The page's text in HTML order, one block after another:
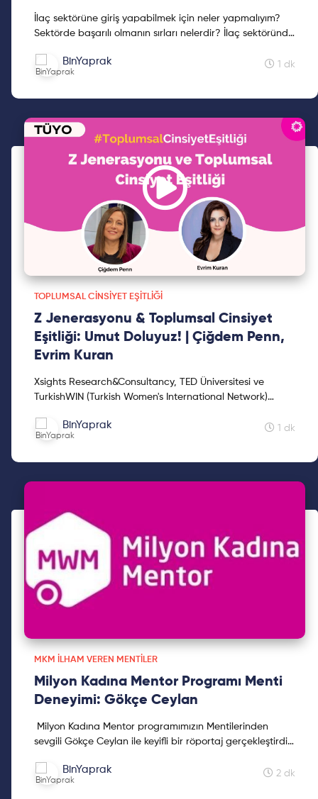
İlaç sektörüne giriş yapabilmek için neler yapmalıyım?
Sektörde başarılı olmanın sırları nelerdir? İlaç sektöründe
BinYaprak 1 dk
TOPLUMSAL CINSIYET EŞITLIĞI
Z Jenerasyonu & Toplumsal Cinsiyet
Eşitliği: Umut Doluyuz! | Çiğdem Penn,
Evrim Kuran
Xsights Research&Consultancy, TED Üniversitesi ve
TurkishWIN (Turkish Women's International Network)
BinYaprak 1 dk
MKM İLHAM VEREN MENTILER
Milyon Kadına Mentor Programı Menti
Deneyimi: Gökçe Ceylan
Milyon Kadına Mentor programımızın Mentilerinden
sevgili Gökçe Ceylan ile keyifli bir röportaj gerçekleştirdik.
BinYaprak 2 dk